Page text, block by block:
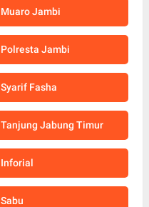
Muaro Jambi
Polresta Jambi
Syarif Fasha
Tanjung Jabung Timur
Inforial
Sabu